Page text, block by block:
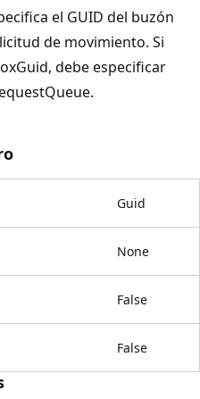
el GUID del buzón
de movimiento. Si
debe especificar
Guid
None
False
False